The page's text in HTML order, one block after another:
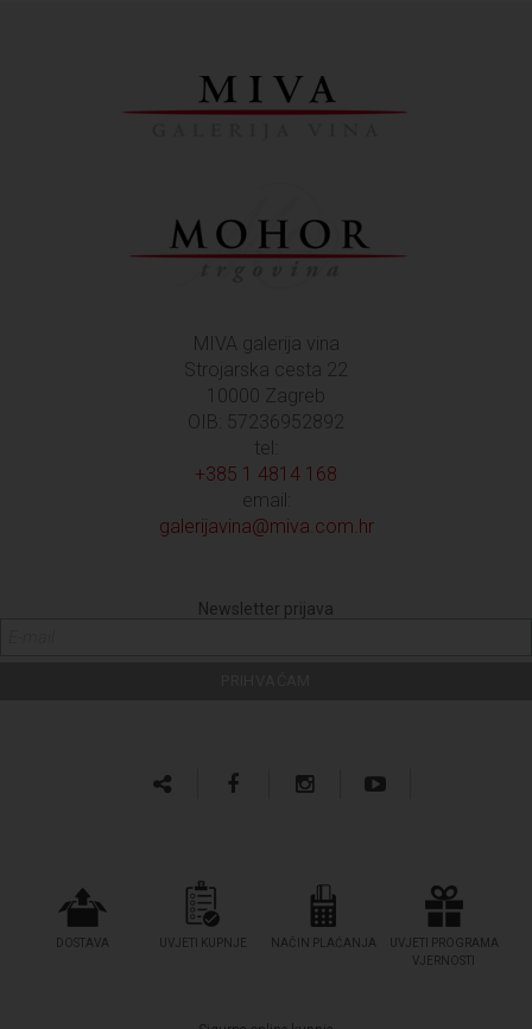
MIVA galerija vina
Strojarska cesta 22
10000 Zagreb
OIB: 57236952892
tel:
+385 1 4814 168
email:
galerijavina@miva.com.hr
Newsletter prijava
DOSTAVA UVJETI KUPNJE NAČIN PLAĆANJA
UVJETI PROGRAMA
VJERNOSTI